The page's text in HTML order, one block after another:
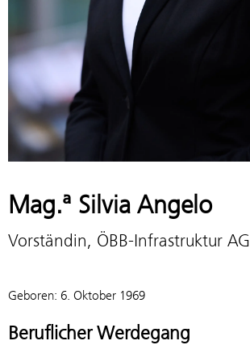
Mag.ª Silvia Angelo
Vorständin, ÖBB-Infrastruktur AG
Geboren: 6. Oktober 1969
Beruflicher Werdegang